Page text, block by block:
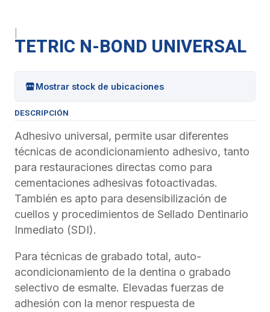
TETRIC N-BOND UNIVERSAL
Mostrar stock de ubicaciones
DESCRIPCIÓN
Adhesivo universal, permite usar diferentes
técnicas de acondicionamiento adhesivo, tanto
para restauraciones directas como para
cementaciones adhesivas fotoactivadas.
También es apto para desensibilización de
cuellos y procedimientos de Sellado Dentinario
Inmediato (SDI).
Para técnicas de grabado total, auto-
acondicionamiento de la dentina o grabado
selectivo de esmalte. Elevadas fuerzas de
adhesión con la menor respuesta de